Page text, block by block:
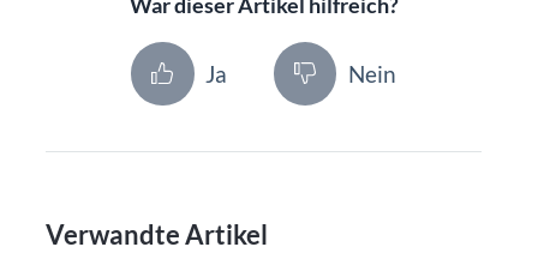
War dieser Artikel hilfreich?
Ja Nein
Verwandte Artikel